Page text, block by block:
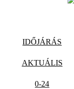
IDŐJÁRÁS
AKTUÁLIS
0-24